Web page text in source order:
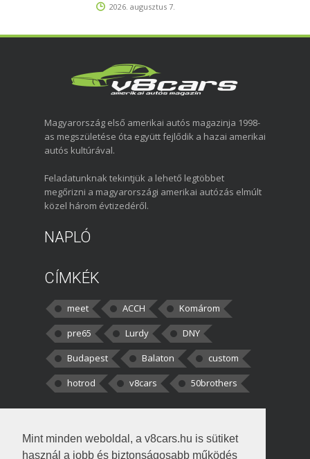
Mint minden weboldal, a v8cars.hu is sütiket
használ a jobb és biztonságosabb működés
2026. augusztus 7.
Magyarország első amerikai autós magazinja 1998-
as megszületése óta együtt fejlődik a hazai amerikai
autós kultúrával.
Feladatunknak tekintjük a lehető legtöbbet
megőrizni a magyarországi amerikai autózás elmúlt
közel három évtizedéről.
NAPLÓ
CÍMKÉK
meet ACCH
Komárom
pre65
Lurdy
DNY
Budapest
Balaton
custom
hotrod
v8cars 50brothers
kortisz:Elszúrtam! Én csak két